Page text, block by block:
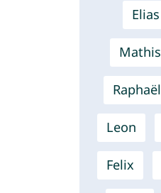
Elias
Mathis
Raphaël
Leon
Felix